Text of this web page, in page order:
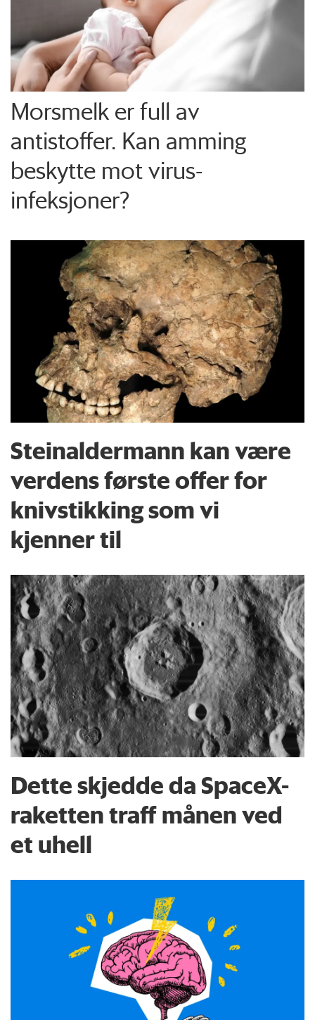
Morsmelk er full av
antistoffer. Kan amming
beskytte mot virus-
infeksjoner?
Steinaldermann kan være
verdens første offer for
knivstikking som vi
kjenner til
Dette skjedde da SpaceX-
raketten traff månen ved
et uhell